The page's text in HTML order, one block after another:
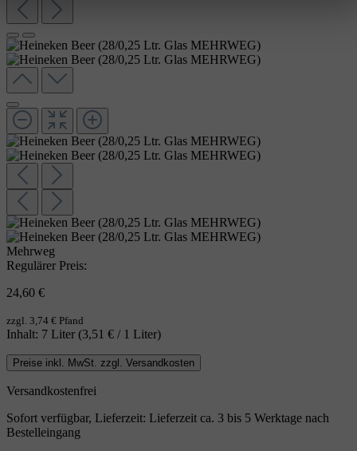
Mehrweg
Regulärer Preis:
24,60 €
zzgl. 3,74 € Pfand
Inhalt: 7 Liter (3,51 € / 1 Liter)
Preise inkl. MwSt. zzgl. Versandkosten
Versandkostenfrei
Sofort verfügbar, Lieferzeit: Lieferzeit ca. 3 bis 5 Werktage nach
Bestelleingang